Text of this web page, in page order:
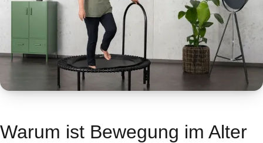
Warum ist Bewegung im Alter